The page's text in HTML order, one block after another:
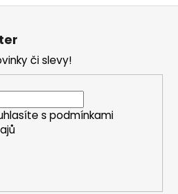
či slevy!
s podmínkami